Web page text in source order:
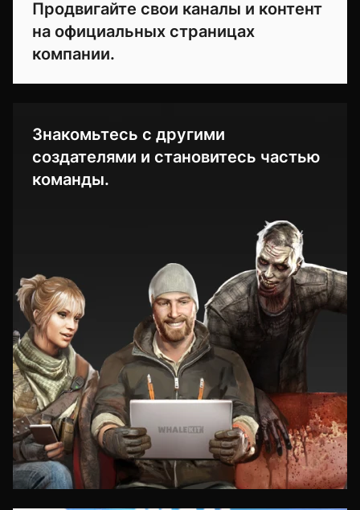
Продвигайте свои каналы и контент
на официальных страницах
компании.
Знакомьтесь с другими
создателями и становитесь частью
команды.